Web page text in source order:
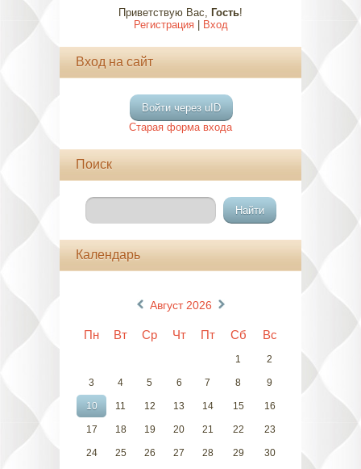
Приветствую Вас, Гость!
Регистрация| Вход
Вход на сайт
Войти через uID
Старая форма входа
Поиск
Календарь
« Август 2026 »
Пн Вт Ср Чт Пт Сб Вс
1 2
3 4 5 6 7 8 9
10 11 12 13 14 15 16
17 18 19 20 21 22 23
24 25 26 27 28 29 30